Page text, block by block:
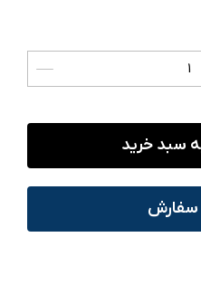
سبد خرید
سفارش